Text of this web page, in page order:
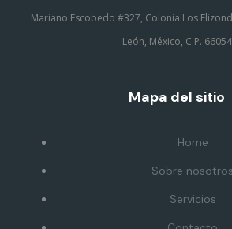
Mariano Escobedo #327, Colonia Los
León, México, C.P. 66054
Mapa del sitio
Home
Sobre nosotros
Servicios